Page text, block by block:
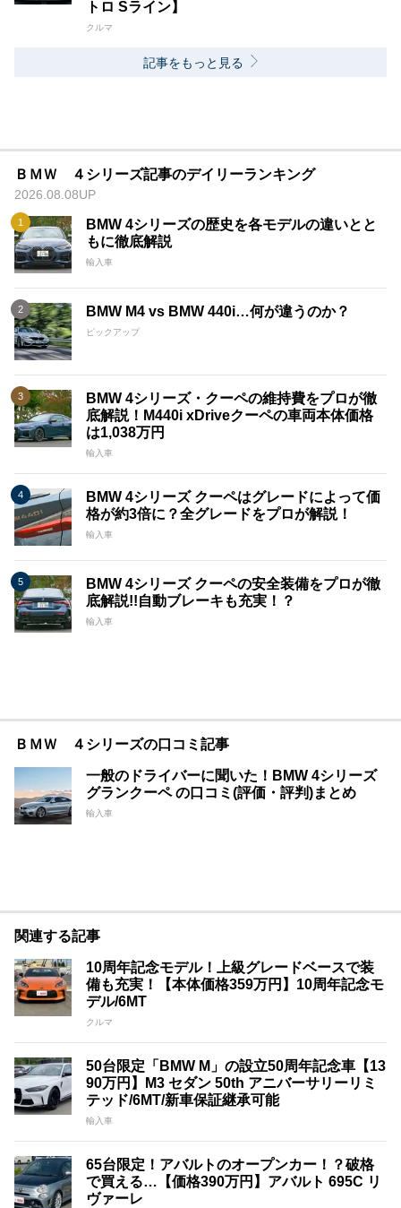
トロ Sライン】
クルマ
記事をもっと見る
ＢＭＷ ４シリーズ記事のデイリーランキング
2026.08.08UP
BMW 4シリーズの歴史を各モデルの違いとと
もに徹底解説
輸入車
BMW M4 vs BMW 440i…何が違うのか？
ピックアップ
BMW 4シリーズ・クーペの維持費をプロが徹
底解説！M440i xDriveクーペの車両本体価格
は1,038万円
輸入車
BMW 4シリーズ クーペはグレードによって価
格が約3倍に？全グレードをプロが解説！
輸入車
BMW 4シリーズ クーペの安全装備をプロが徹
底解説!!自動ブレーキも充実！？
輸入車
ＢＭＷ ４シリーズの口コミ記事
一般のドライバーに聞いた！BMW 4シリーズ
グランクーペ の口コミ(評価・評判)まとめ
輸入車
関連する記事
10周年記念モデル！上級グレードベースで装
備も充実！【本体価格359万円】10周年記念モ
デル/6MT
クルマ
50台限定「BMW M」の設立50周年記念車【13
90万円】M3 セダン 50th アニバーサリーリミ
テッド/6MT/新車保証継承可能
輸入車
65台限定！アバルトのオープンカー！？破格
で買える…【価格390万円】アバルト 695C リ
ヴァーレ